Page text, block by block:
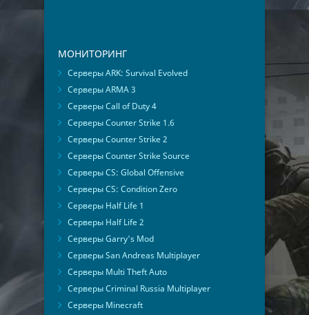
МОНИТОРИНГ
Серверы ARK: Survival Evolved
Серверы ARMA 3
Серверы Call of Duty 4
Серверы Counter Strike 1.6
Серверы Counter Strike 2
Серверы Counter Strike Source
Серверы CS: Global Offensive
Серверы CS: Condition Zero
Серверы Half Life 1
Серверы Half Life 2
Серверы Garry's Mod
Серверы San Andreas Multiplayer
Серверы Multi Theft Auto
Серверы Criminal Russia Multiplayer
Серверы Minecraft